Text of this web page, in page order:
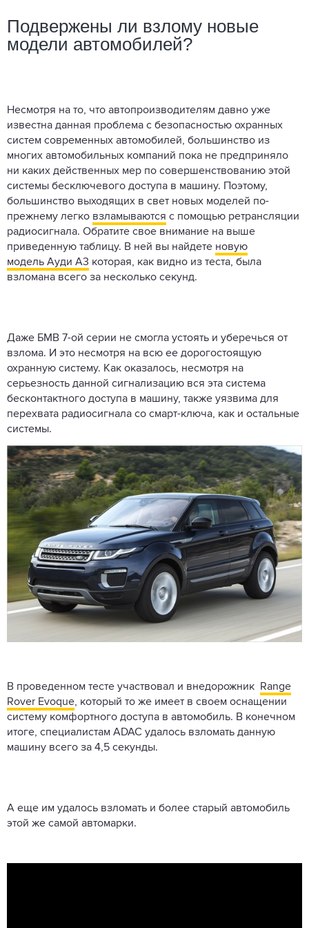
Подвержены ли взлому новые
модели автомобилей?
Несмотря на то, что автопроизводителям давно уже
известна данная проблема с безопасностью охранных
систем современных автомобилей, большинство из
многих автомобильных компаний пока не предприняло
ни каких действенных мер по совершенствованию этой
системы бесключевого доступа в машину. Поэтому,
большинство выходящих в свет новых моделей по-
прежнему легко взламываются с помощью ретрансляции
радиосигнала. Обратите свое внимание на выше
приведенную таблицу. В ней вы найдете новую
модель Ауди А3 которая, как видно из теста, была
взломана всего за несколько секунд.
Даже БМВ 7-ой серии не смогла устоять и уберечься от
взлома. И это несмотря на всю ее дорогостоящую
охранную систему. Как оказалось, несмотря на
серьезность данной сигнализацию вся эта система
бесконтактного доступа в машину, также уязвима для
перехвата радиосигнала со смарт-ключа, как и остальные
системы.
В проведенном тесте участвовал и внедорожник Range
Rover Evoque, который то же имеет в своем оснащении
систему комфортного доступа в автомобиль. В конечном
итоге, специалистам ADAC удалось взломать данную
машину всего за 4,5 секунды.
А еще им удалось взломать и более старый автомобиль
этой же самой автомарки.